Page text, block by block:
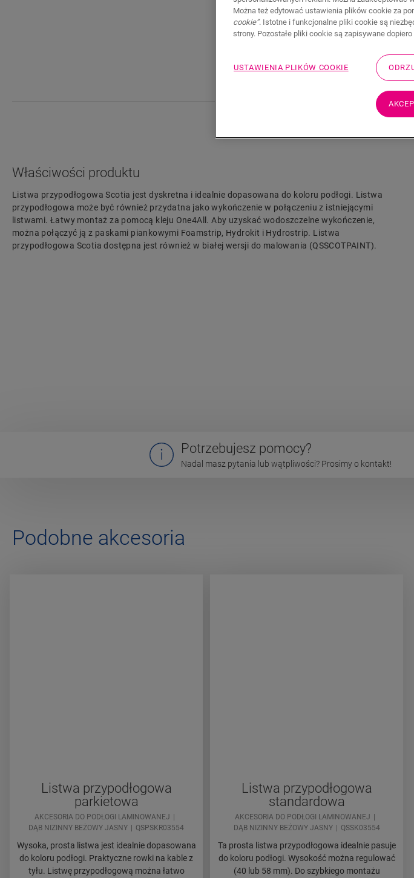
Przejdź szybko do
Właściwości produktu
Listwa przypodłogowa Scotia jest dyskretna i idealnie dopasowana do koloru podłogi. Listwa
przypodłogowa może być również przydatna jako wykończenie w połączeniu z istniejącymi
listwami. Łatwy montaż za pomocą kleju One4All. Aby uzyskać wodoszczelne wykończenie,
można połączyć ją z paskami piankowymi Foamstrip, Hydrokit i Hydrostrip. Listwa
przypodłogowa Scotia dostępna jest również w białej wersji do malowania (QSSCOTPAINT).
Potrzebujesz pomocy?
Nadal masz pytania lub wątpliwości? Prosimy o kontakt!
Podobne akcesoria
Listwa przypodłogowa
parkietowa
AKCESORIA DO PODŁOGI LAMINOWANEJ
DĄB NIZINNY BEŻOWY JASNY
QSPSKR03554
Wysoka, prosta listwa jest idealnie dopasowana
do koloru podłogi. Praktyczne rowki na kable z
tyłu. Listwę przypodłogową można łatwo
Listwa przypodłogowa
standardowa
AKCESORIA DO PODŁOGI LAMINOWANEJ
DĄB NIZINNY BEŻOWY JASNY
QSSK03554
Ta prosta listwa przypodłogowa idealnie pasuje
do koloru podłogi. Wysokość można regulować
(40 lub 58 mm). Do szybkiego montażu
Można też edytować ustawienia plików cookie za
cookie”. Istotne i funkcjonalne pliki cookie są
strony. Pozostałe pliki cookie są zapisywane
USTAWIENIA PLIKÓW COOKIE